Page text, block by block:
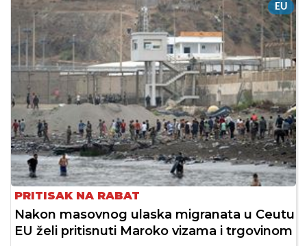
EU
PRITISAK NA RABAT
Nakon masovnog ulaska migranata u Ceutu
EU želi pritisnuti Maroko vizama i trgovinom